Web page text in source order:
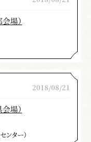
場）
2018/08/21
場）
ンター）